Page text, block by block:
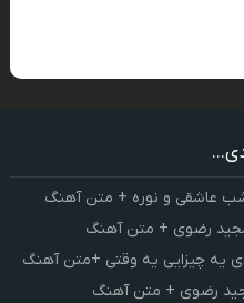
عاشقی و نوره + متن آهنگ
مجید رضوی + متن آهنگ
یه چیزایی یه وقتی +متن آهنگ
رضوی + متن آهنگ